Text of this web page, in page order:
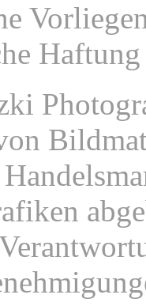
Haftung